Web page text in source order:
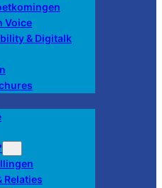
Voice
& Digitalk
Relaties